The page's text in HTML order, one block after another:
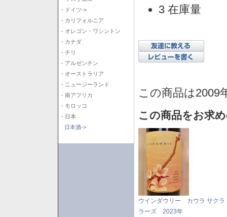
- ドイツ->
- カリフォルニア
- オレゴン・ワシントン
- カナダ
- チリ
- アルゼンチン
- オーストラリア
- ニュージーランド
- 南アフリカ
- モロッコ
- 日本
日本酒->
3 在庫量
この商品は2009
この商品をお求
ウインダウリー カウラ サクラ
ラーズ 2023年